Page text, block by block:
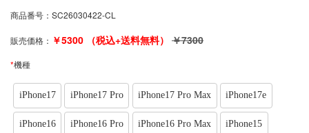
商品番号： SC26030422-CL
販売価格： ￥5300 （税込+送料無料） ￥7300
*機種
iPhone17 iPhone17 Pro iPhone17 Pro Max iPhone17e
iPhone16 iPhone16 Pro iPhone16 Pro Max iPhone15